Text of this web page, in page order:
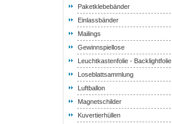
Paketklebebänder
Einlassbänder
Mailings
Gewinnspiellose
Leuchtkastenfolie - Backlightfolie
Loseblattsammlung
Luftballon
Magnetschilder
Kuvertierhüllen